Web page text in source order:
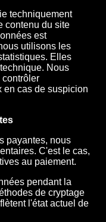
techniquement
contenu du site
est
utilisons les
Elles
Nous
contrôler
en cas de suspicion
payantes, nous
C'est le cas,
au paiement.
pendant la
de cryptage
l'état actuel de